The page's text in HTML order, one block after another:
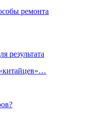
ремонта
результата